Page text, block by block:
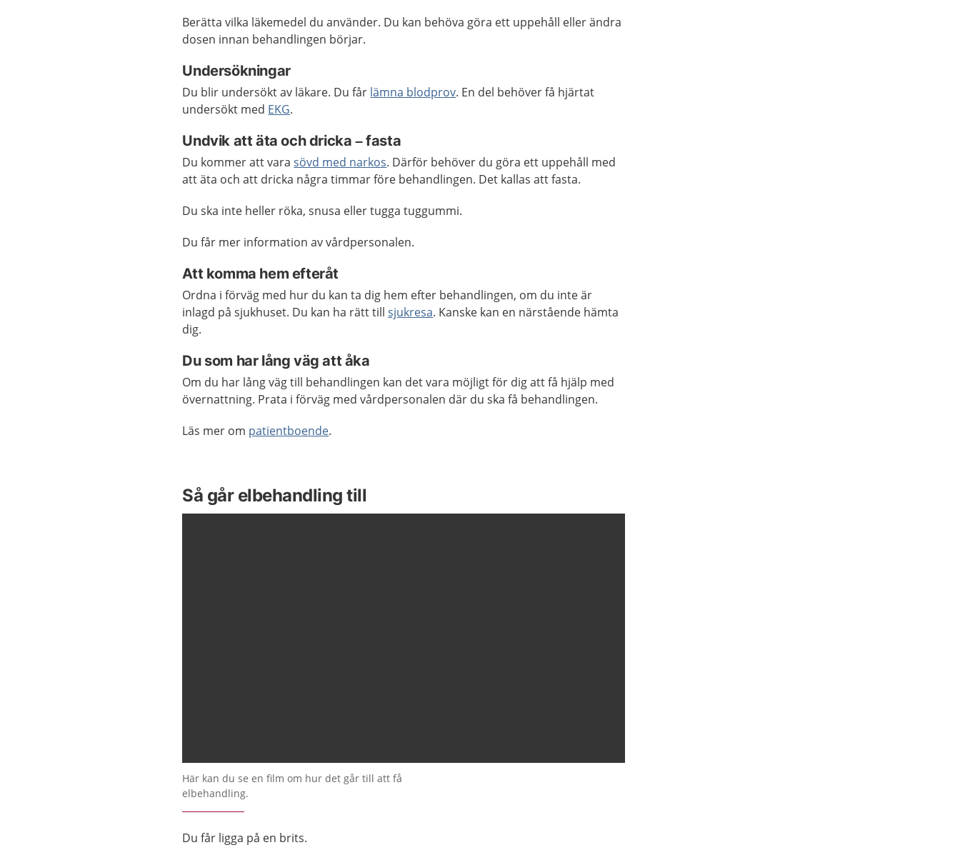
Berätta vilka läkemedel du använder. Du kan behöva göra ett uppehåll eller ändra
dosen innan behandlingen börjar.
Undersökningar
Du blir undersökt av läkare. Du får lämna blodprov. En del behöver få hjärtat
undersökt med EKG.
Undvik att äta och dricka – fasta
Du kommer att varasövd med narkos. Därför behöver du göra ett uppehåll med
att äta och att dricka några timmar före behandlingen. Det kallas att fasta.
Du ska inte heller röka, snusa eller tugga tuggummi.
Du får mer information av vårdpersonalen.
Att komma hem efteråt
Ordna i förväg med hur du kan ta dig hem efter behandlingen, om du inte är
inlagd på sjukhuset. Du kan ha rätt tillsjukresa. Kanske kan en närstående hämta
dig.
Du som har lång väg att åka
Om du har lång väg till behandlingen kan det vara möjligt för dig att få hjälp med
övernattning. Prata i förväg med vårdpersonalen där du ska få behandlingen.
Läs mer om patientboende.
Så går elbehandling till
Här kan du se en film om hur det går till att få
elbehandling.
Du får ligga på en brits.